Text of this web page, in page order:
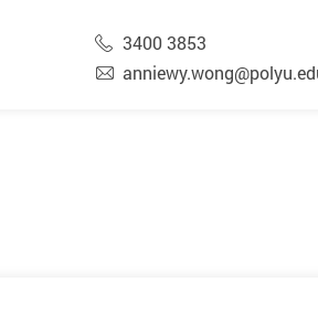
3400 3853